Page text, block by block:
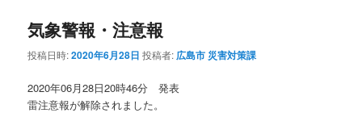
気象警報・注意報
投稿日時:2020年6月28日 投稿者: 広島市 災害対策課
2020年06月28日20時46分 発表
雷注意報が解除されました。